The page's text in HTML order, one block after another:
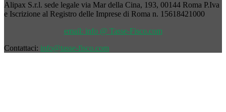
Alipax S.r.l. sede legale via Mar della Cina, 193, 00144 Roma P.Iva
e Iscrizione al Registro delle Imprese di Roma n. 15618421000
email: info @ Tasse-Fisco.com
Contattaci: info@tasse-fisco.com